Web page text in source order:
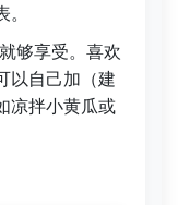
够享受。喜欢
以自己加（建
凉拌小黄瓜或